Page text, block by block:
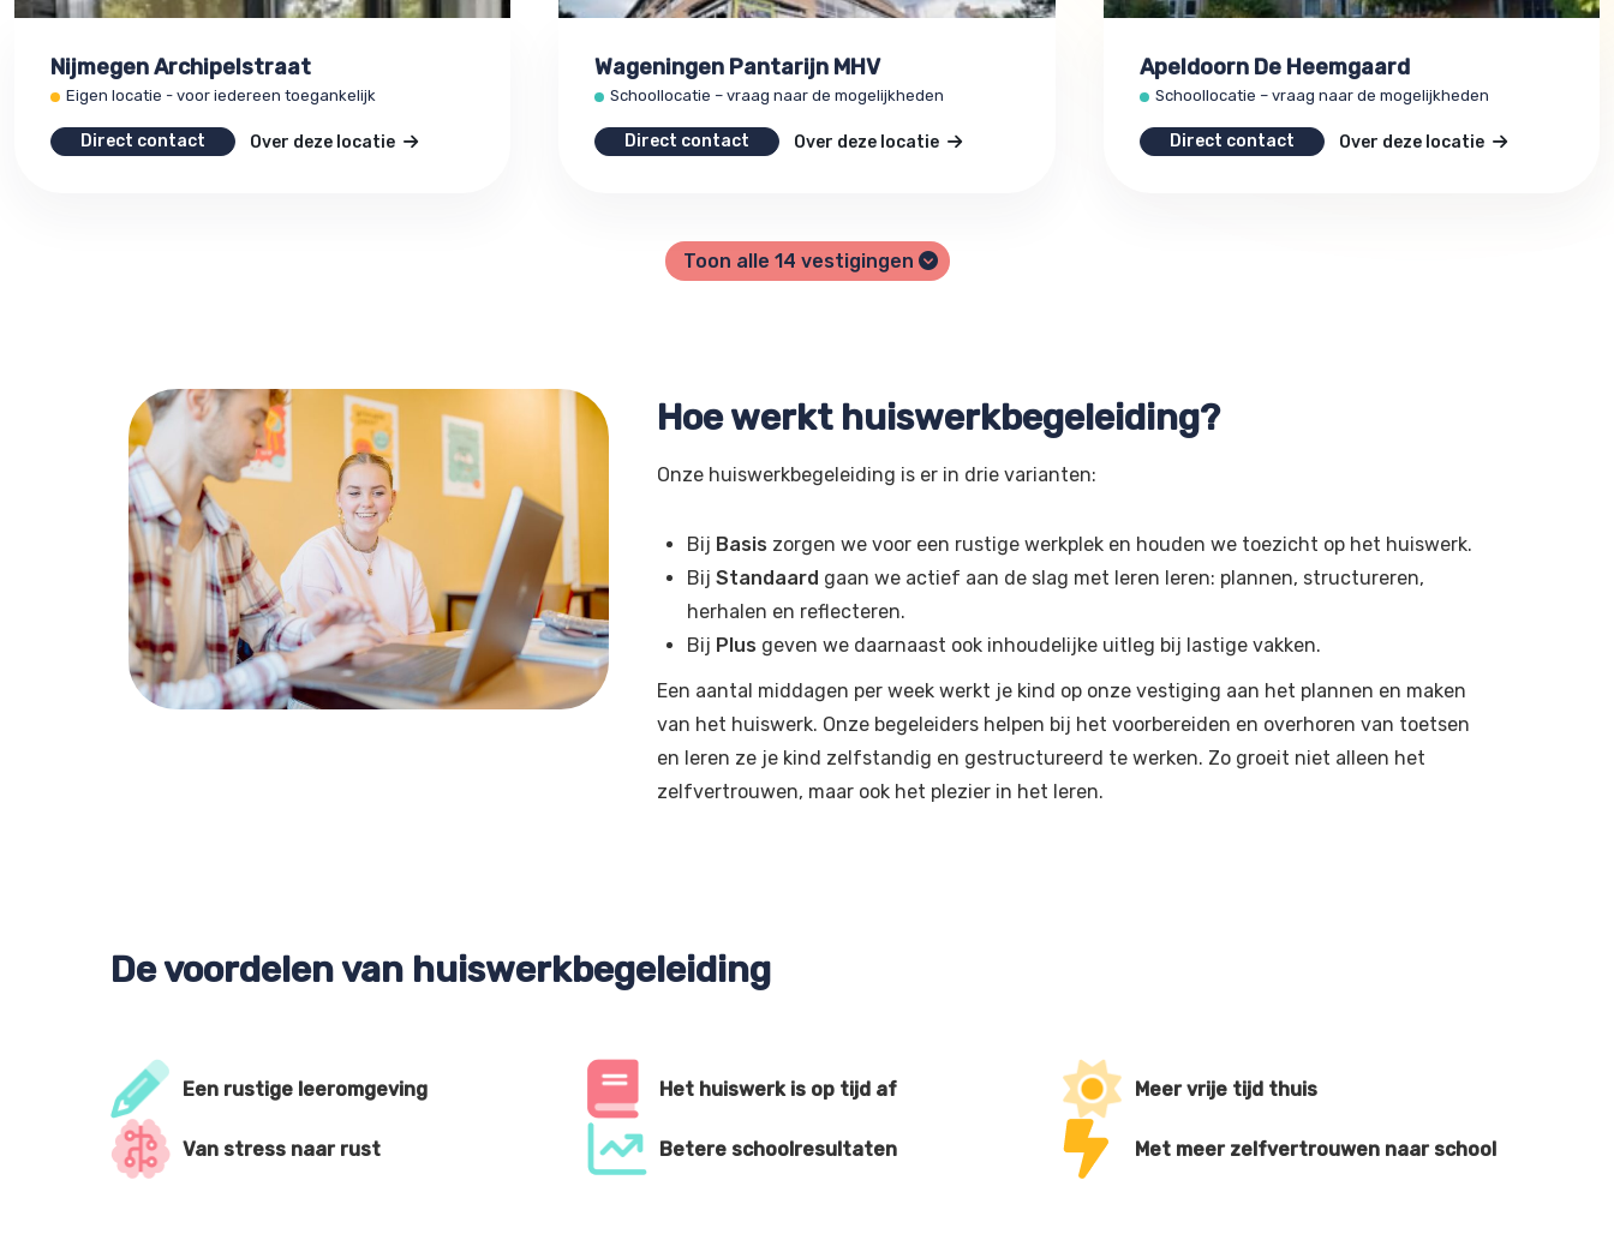
Nijmegen Archipelstraat
Eigen locatie - voor iedereen toegankelijk
Direct contact Over deze locatie
Wageningen Pantarijn MHV
Schoollocatie – vraag naar de mogelijkheden
Direct contact Over deze locatie
Apeldoorn De Heemgaard
Schoollocatie – vraag naar de mogelijkheden
Direct contact Over deze locatie
Toon alle 14 vestigingen
Hoe werkt huiswerkbegeleiding?
Onze huiswerkbegeleiding is er in drie varianten:
Bij Basis zorgen we voor een rustige werkplek en houden we toezicht op het huiswerk.
Bij Standaard gaan we actief aan de slag met leren leren: plannen, structureren,
herhalen en reflecteren.
Bij Plus geven we daarnaast ook inhoudelijke uitleg bij lastige vakken.
Een aantal middagen per week werkt je kind op onze vestiging aan het plannen en maken
van het huiswerk. Onze begeleiders helpen bij het voorbereiden en overhoren van toetsen
en leren ze je kind zelfstandig en gestructureerd te werken. Zo groeit niet alleen het
zelfvertrouwen, maar ook het plezier in het leren.
De voordelen van huiswerkbegeleiding
Een rustige leeromgeving Het huiswerk is op tijd af Meer vrije tijd thuis
Van stress naar rust Betere schoolresultaten Met meer zelfvertrouwen naar school